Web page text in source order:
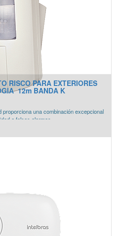
RISCO PARA EXTERIORES
12m BANDA K
una combinación excepcional
a falsas alarmas.